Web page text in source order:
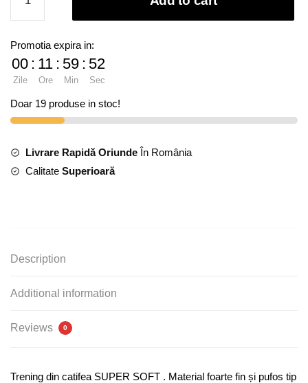
catifea
fermoare
quantity
Promotia expira in:
00
Zile
: 11
Ore
: 59
Min
: 52
Sec
Doar 19 produse in stoc!
Livrare Rapidă Oriunde În România
Calitate Superioară
Description
Additional information
Reviews 0
Trening din catifea SUPER SOFT . Material foarte fin și pufos tip